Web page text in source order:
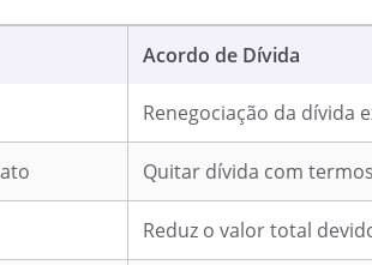
Acordo de Dívida
Renegociação da dívida
Quitar dívida com
Reduz o valor total